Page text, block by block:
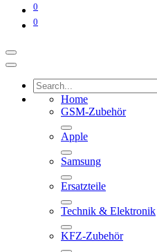
0
0
Home
GSM-Zubehör
Apple
Samsung
Ersatzteile
Technik & Elektronik
KFZ-Zubehör